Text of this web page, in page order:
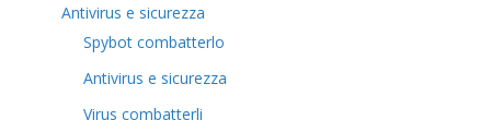
Antivirus e sicurezza
Spybot combatterlo
Antivirus e sicurezza
Virus combatterli